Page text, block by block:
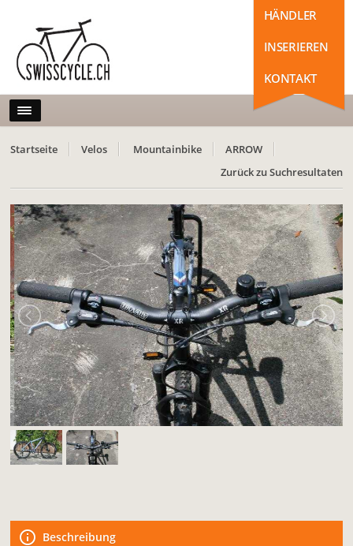
HÄNDLER
INSERIEREN
KONTAKT
Startseite Velos Mountainbike
ARROW
Zurück zu Suchresultaten
Beschreibung